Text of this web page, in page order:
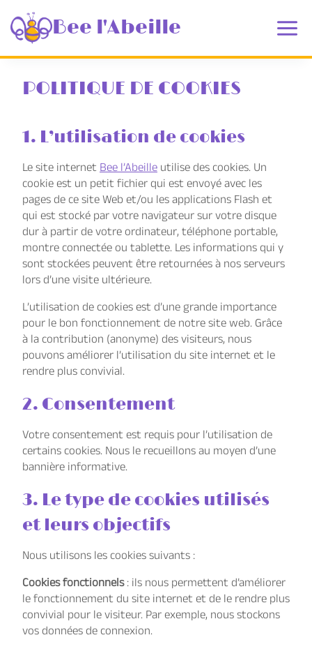
au
contenu
Bee l'Abeille
POLITIQUE DE COOKIES
1. L’utilisation de cookies
Le site internetBee l’Abeilleutilise des cookies. Un
cookie est un petit fichier qui est envoyé avec les
pages de ce site Web et/ou les applications Flash et
qui est stocké par votre navigateur sur votre disque
dur à partir de votre ordinateur, téléphone portable,
montre connectée ou tablette. Les informations qui y
sont stockées peuvent être retournées à nos serveurs
lors d’une visite ultérieure.
L’utilisation de cookies est d’une grande importance
pour le bon fonctionnement de notre site web. Grâce
à la contribution (anonyme) des visiteurs, nous
pouvons améliorer l’utilisation du site internet et le
rendre plus convivial.
2. Consentement
Votre consentement est requis pour l’utilisation de
certains cookies. Nous le recueillons au moyen d’une
bannière informative.
3. Le type de cookies utilisés
et leurs objectifs
Nous utilisons les cookies suivants :
Cookies fonctionnels: ils nous permettent d’améliorer
le fonctionnement du site internet et de le rendre plus
convivial pour le visiteur. Par exemple, nous stockons
vos données de connexion.